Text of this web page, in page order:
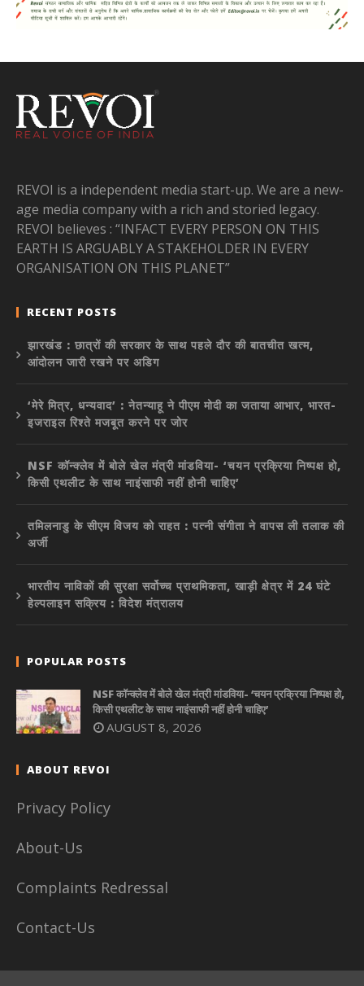
REVOI is a independent media start-up. We are a new-
age media company with a rich and storied legacy.
REVOI believes : “INFACT EVERY PERSON ON THIS
EARTH IS ARGUABLY A STAKEHOLDER IN EVERY
ORGANISATION ON THIS PLANET”
RECENT POSTS
झारखंड : छात्रों की सरकार के साथ पहले दौर की बातचीत खत्म,
आंदोलन जारी रखने पर अडिग
‘मेरे मित्र, धन्यवाद’ : नेतन्याहू ने पीएम मोदी का जताया आभार, भारत-
इजराइल रिश्ते मजबूत करने पर जोर
NSF कॉन्क्लेव में बोले खेल मंत्री मांडविया- ‘चयन प्रक्रिया निष्पक्ष हो,
किसी एथलीट के साथ नाइंसाफी नहीं होनी चाहिए’
तमिलनाडु के सीएम विजय को राहत : पत्नी संगीता ने वापस ली तलाक की
अर्जी
भारतीय नाविकों की सुरक्षा सर्वोच्च प्राथमिकता, खाड़ी क्षेत्र में 24 घंटे
हेल्पलाइन सक्रिय : विदेश मंत्रालय
POPULAR POSTS
NSF कॉन्क्लेव में बोले खेल मंत्री मांडविया- ‘चयन प्रक्रिया निष्पक्ष हो,
किसी एथलीट के साथ नाइंसाफी नहीं होनी चाहिए’
AUGUST 8, 2026
ABOUT REVOI
Privacy Policy
About-Us
Complaints Redressal
Contact-Us